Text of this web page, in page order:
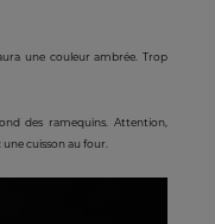
une couleur ambrée. Trop
des ramequins. Attention,
cuisson au four.